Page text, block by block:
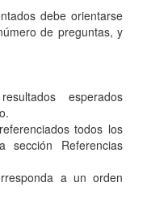
debe orientarse
de preguntas, y
esperados
todos los
Referencias
a un orden